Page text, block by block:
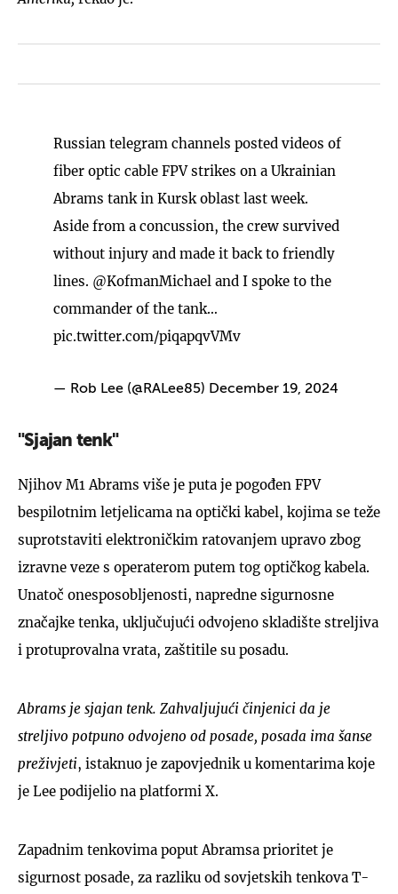
Russian telegram channels posted videos of
fiber optic cable FPV strikes on a Ukrainian
Abrams tank in Kursk oblast last week.
Aside from a concussion, the crew survived
without injury and made it back to friendly
lines. @KofmanMichael and I spoke to the
commander of the tank…
pic.twitter.com/piqapqvVMv
— Rob Lee (@RALee85) December 19, 2024
"Sjajan tenk"
Njihov M1 Abrams više je puta je pogođen FPV
bespilotnim letjelicama na optički kabel, kojima se teže
suprotstaviti elektroničkim ratovanjem upravo zbog
izravne veze s operaterom putem tog optičkog kabela.
Unatoč onesposobljenosti, napredne sigurnosne
značajke tenka, uključujući odvojeno skladište streljiva
i protuprovalna vrata, zaštitile su posadu.
Abrams je sjajan tenk. Zahvaljujući činjenici da je
streljivo potpuno odvojeno od posade, posada ima šanse
preživjeti, istaknuo je zapovjednik u komentarima koje
je Lee podijelio na platformi X.
Zapadnim tenkovima poput Abramsa prioritet je
sigurnost posade, za razliku od sovjetskih tenkova T-